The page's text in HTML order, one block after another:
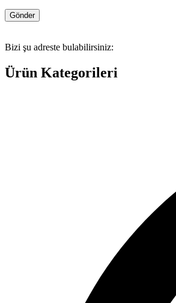
Bizi şu adreste bulabilirsiniz:
Ürün Kategorileri